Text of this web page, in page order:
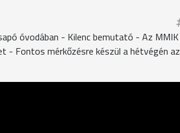
óvodában - Kilenc bemutató - Az MMIK
- Fontos mérkőzésre készül a hétvégén az